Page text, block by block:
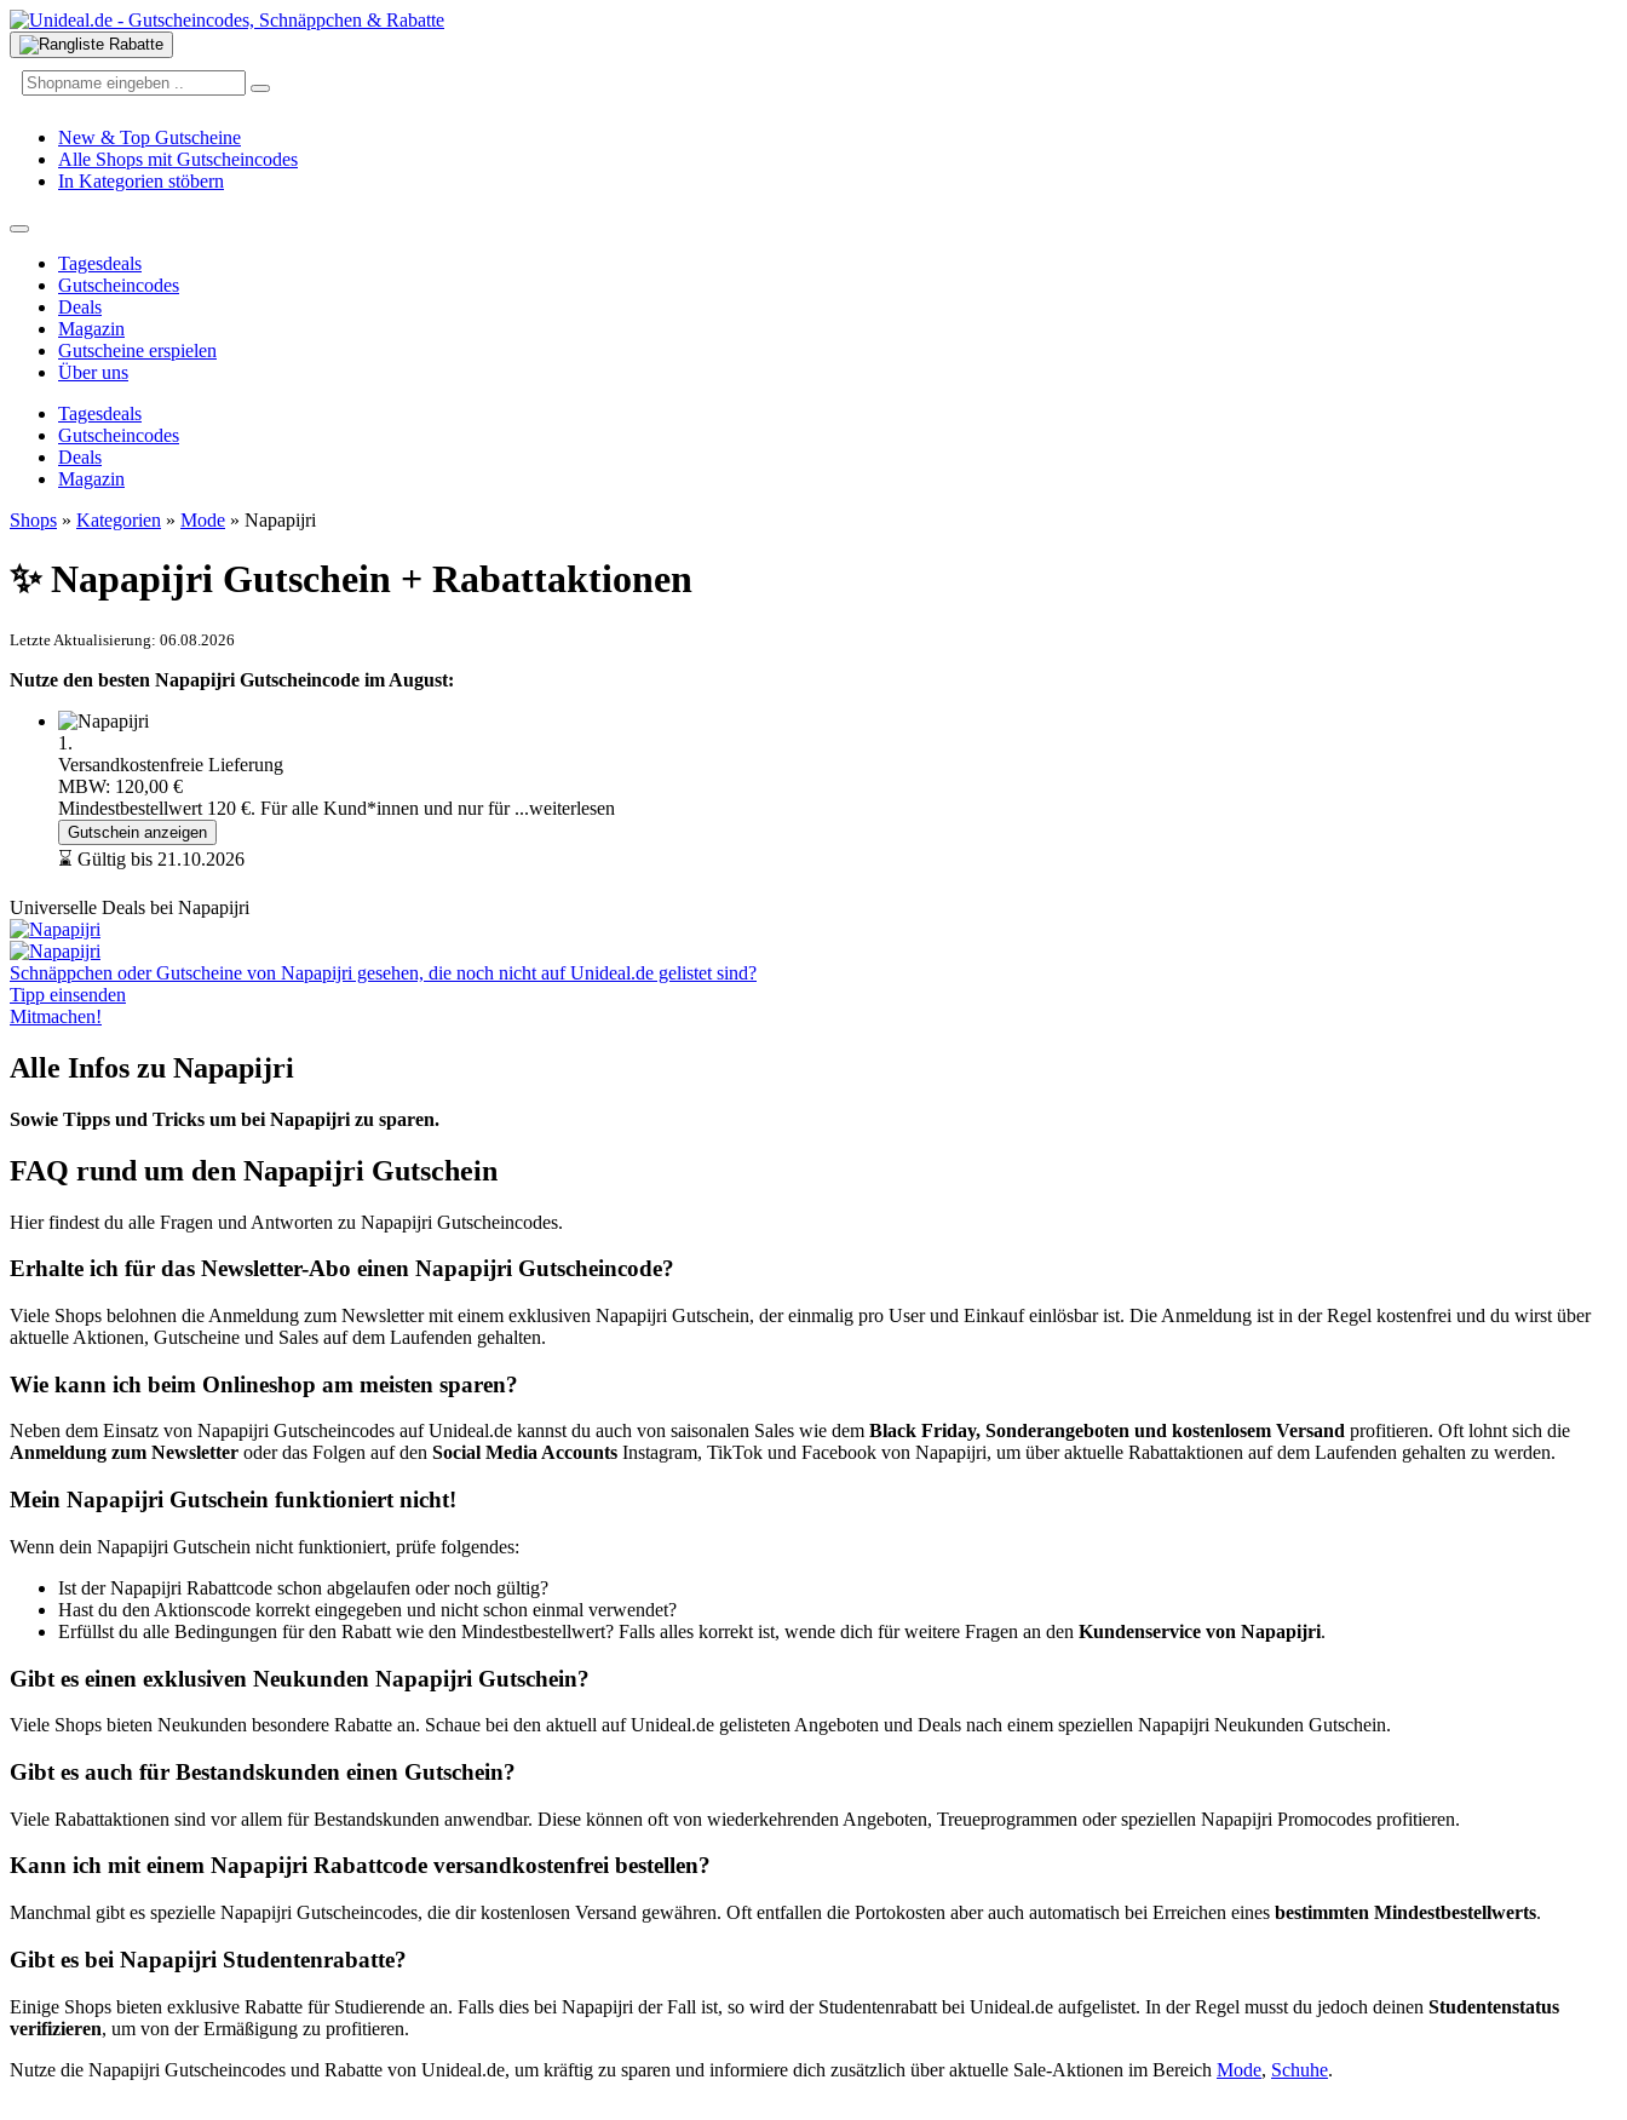
New & Top Gutscheine
Alle Shops mit Gutscheincodes
In Kategorien stöbern
Tagesdeals
Gutscheincodes
Deals
Magazin
Gutscheine erspielen
Über uns
Tagesdeals
Gutscheincodes
Deals
Magazin
Shops » Kategorien » Mode » Napapijri
✨ Napapijri Gutschein + Rabattaktionen
Letzte Aktualisierung: 06.08.2026
Nutze den besten Napapijri Gutscheincode im August:
1.
Versandkostenfreie Lieferung
MBW: 120,00 €
Mindestbestellwert 120 €. Für alle Kund*innen und nur für ...weiterlesen
Gutschein anzeigen
⌛ Gültig bis 21.10.2026
Universelle Deals bei Napapijri
Schnäppchen oder Gutscheine von Napapijri gesehen, die noch nicht auf Unideal.de gelistet sind?
Tipp einsenden
Mitmachen!
Alle Infos zu Napapijri
Sowie Tipps und Tricks um bei Napapijri zu sparen.
FAQ rund um den Napapijri Gutschein
Hier findest du alle Fragen und Antworten zu Napapijri Gutscheincodes.
Erhalte ich für das Newsletter-Abo einen Napapijri Gutscheincode?
Viele Shops belohnen die Anmeldung zum Newsletter mit einem exklusiven Napapijri Gutschein, der einmalig pro User und Einkauf einlösbar ist. Die Anmeldung ist in der Regel kostenfrei und du wirst über
aktuelle Aktionen, Gutscheine und Sales auf dem Laufenden gehalten.
Wie kann ich beim Onlineshop am meisten sparen?
Neben dem Einsatz von Napapijri Gutscheincodes auf Unideal.de kannst du auch von saisonalen Sales wie dem Black Friday, Sonderangeboten und kostenlosem Versand profitieren. Oft lohnt sich die
Anmeldung zum Newsletter oder das Folgen auf den Social Media Accounts Instagram, TikTok und Facebook von Napapijri, um über aktuelle Rabattaktionen auf dem Laufenden gehalten zu werden.
Mein Napapijri Gutschein funktioniert nicht!
Wenn dein Napapijri Gutschein nicht funktioniert, prüfe folgendes:
Ist der Napapijri Rabattcode schon abgelaufen oder noch gültig?
Hast du den Aktionscode korrekt eingegeben und nicht schon einmal verwendet?
Erfüllst du alle Bedingungen für den Rabatt wie den Mindestbestellwert? Falls alles korrekt ist, wende dich für weitere Fragen an den Kundenservice von Napapijri.
Gibt es einen exklusiven Neukunden Napapijri Gutschein?
Viele Shops bieten Neukunden besondere Rabatte an. Schaue bei den aktuell auf Unideal.de gelisteten Angeboten und Deals nach einem speziellen Napapijri Neukunden Gutschein.
Gibt es auch für Bestandskunden einen Gutschein?
Viele Rabattaktionen sind vor allem für Bestandskunden anwendbar. Diese können oft von wiederkehrenden Angeboten, Treueprogrammen oder speziellen Napapijri Promocodes profitieren.
Kann ich mit einem Napapijri Rabattcode versandkostenfrei bestellen?
Manchmal gibt es spezielle Napapijri Gutscheincodes, die dir kostenlosen Versand gewähren. Oft entfallen die Portokosten aber auch automatisch bei Erreichen eines bestimmten Mindestbestellwerts.
Gibt es bei Napapijri Studentenrabatte?
Einige Shops bieten exklusive Rabatte für Studierende an. Falls dies bei Napapijri der Fall ist, so wird der Studentenrabatt bei Unideal.de aufgelistet. In der Regel musst du jedoch deinen Studentenstatus
verifizieren, um von der Ermäßigung zu profitieren.
Nutze die Napapijri Gutscheincodes und Rabatte von Unideal.de, um kräftig zu sparen und informiere dich zusätzlich über aktuelle Sale-Aktionen im Bereich Mode, Schuhe.